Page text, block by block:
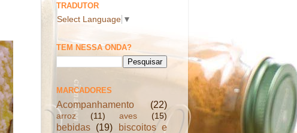
TRADUTOR
Select Language ▼
TEM NESSA ONDA?
MARCADORES
Acompanhamento (22)
arroz (11) aves (15)
bebidas (19)
biscoitos e